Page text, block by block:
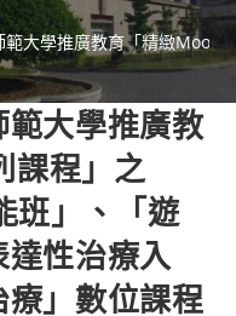
範大學推廣教育「精緻
範大學推廣教
課程」之
班」、「遊
性治療入
」數位課程